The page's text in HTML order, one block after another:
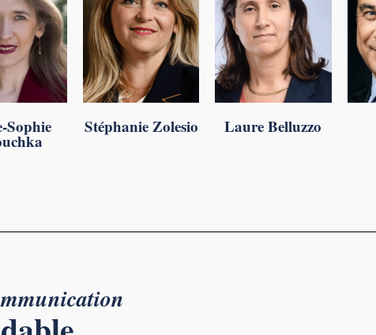
Sophie Stéphanie Zolesio Laure Belluzzo